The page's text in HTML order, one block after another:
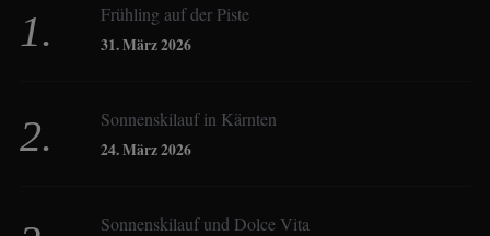
Birgit Werner
Christoph Schrahe
Frühling auf der Piste
31. März 2026
Sonnenskilauf in Kärnten
24. März 2026
Sonnenskilauf und Dolce Vita